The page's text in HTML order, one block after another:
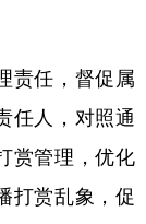
任，督促属
任人，对照通
赏管理，优化
打赏乱象，促